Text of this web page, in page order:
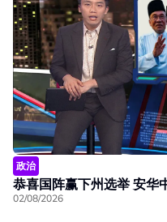
政治
恭喜国阵赢下州选举 安华
02/08/2026